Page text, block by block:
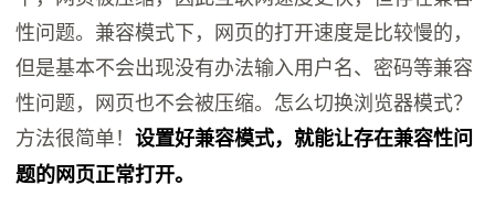
性问题。兼容模式下，网页的打开速度是比较慢的，
但是基本不会出现没有办法输入用户名、密码等兼容
性问题，网页也不会被压缩。怎么切换浏览器模式？
方法很简单！设置好兼容模式，就能让存在兼容性问
题的网页正常打开。